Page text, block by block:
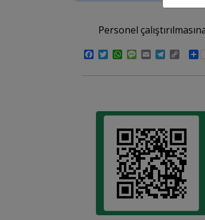
Personel
Facebook
TwitterWhatsApp
Message
Email Copy